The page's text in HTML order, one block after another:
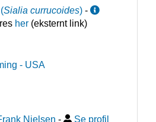
(Sialia currucoides) -
her(eksternt link)
- USA
Nielsen - Se profil